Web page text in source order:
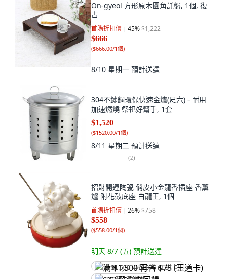
On-gyeol 方形原木圓角託盤, 1個, 復
古
首購折扣價 45%$1,222
$666
($666.00/1個)
8/10 星期一 預計送達
304不鏽鋼環保快速金爐(尺六) - 耐用
加速燃燒 祭祀好幫手, 1套
$1,520
($1520.00/1個)
8/11 星期二 預計送達
(2)
招財開運陶瓷 俏皮小金龍香插座 香薰
爐 附花鼓底座 白龍王, 1個
首購折扣價 26%$758
$558
($558.00/1個)
明天 8/7 (五) 預計送達
满 $1,500 再省 $75 (王道卡)